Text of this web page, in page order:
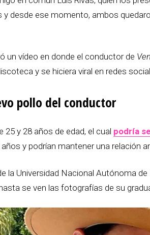
desde ese momento, ambos
un vídeo en donde el conductor de
y se hiciera viral en redes
pollo del conductor
y 28 años de edad, el cual podría
y podrían mantener una relación
la Universidad Nacional Autónoma
se ven las fotografías de su